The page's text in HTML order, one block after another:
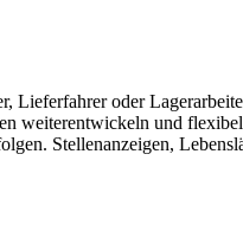
Lieferfahrer oder
weiterentwickeln und
Stellenanzeigen,